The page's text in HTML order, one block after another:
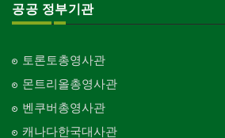
공공 정부기관
토론토총영사관
몬트리올총영사관
벤쿠버총영사관
캐나다한국대사관